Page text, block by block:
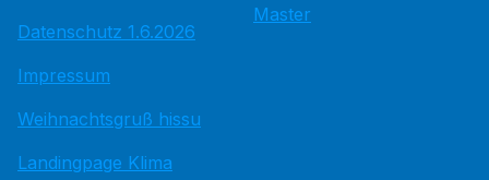
Datenschutz 1.6.2026
Impressum
Weihnachtsgruß hissu
Landingpage Klima
Master